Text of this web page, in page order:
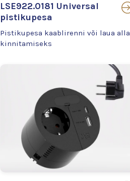
LSE922.0181 Universal
pistikupesa
Pistikupesa kaablirenni või laua alla
kinnitamiseks